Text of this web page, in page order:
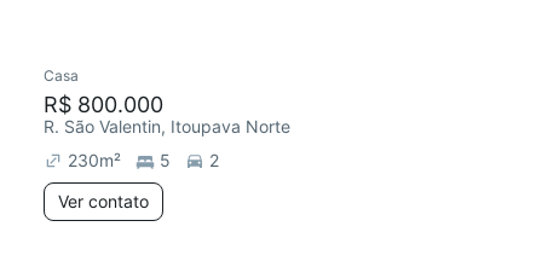
Casa
R$ 800.000
R. São Valentin, Itoupava Norte
230m² 5
2
Ver contato